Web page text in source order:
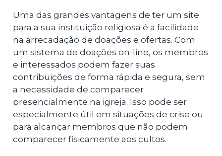
Uma das grandes vantagens de ter um site
para a sua instituição religiosa é a facilidade
na arrecadação de doações e ofertas. Com
um sistema de doações on-line, os membros
e interessados podem fazer suas
contribuições de forma rápida e segura, sem
a necessidade de comparecer
presencialmente na igreja. Isso pode ser
especialmente útil em situações de crise ou
para alcançar membros que não podem
comparecer fisicamente aos cultos.